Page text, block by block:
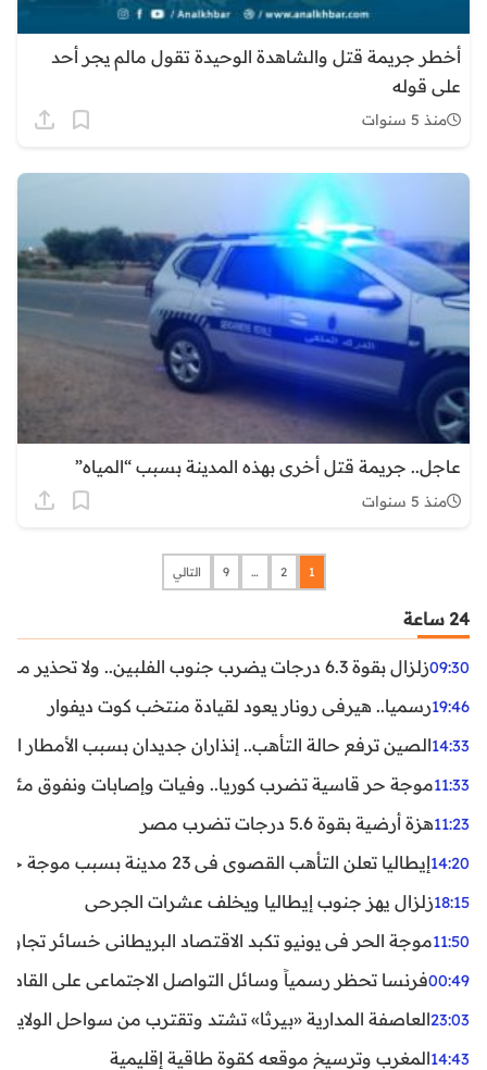
أخطر جريمة قتل والشاهدة الوحيدة تقول مالم يجر أحد
على قوله
منذ 5 سنوات
عاجل.. جريمة قتل أخرى بهذه المدينة بسبب “المياه”
منذ 5 سنوات
1
2
…
9 التالي
24 ساعة
09:30زلزال بقوة 6.3 درجات يضرب جنوب الفلبين.. ولا تحذير من تسونامي حتى الآن
19:46رسميا.. هيرفي رونار يعود لقيادة منتخب كوت ديفوار
14:33الصين ترفع حالة التأهب.. إنذاران جديدان بسبب الأمطار
11:33موجة حر قاسية تضرب كوريا.. وفيات وإصابات ونفوق مئات
11:23هزة أرضية بقوة 5.6 درجات تضرب مصر
14:20إيطاليا تعلن التأهب القصوى في 23 مدينة بسبب موجة حر شديدة
18:15زلزال يهز جنوب إيطاليا ويخلف عشرات الجرحى
11:50موجة الحر في يونيو تكبد الاقتصاد البريطاني خسائر تجاوزت 1.5 مليار
00:49فرنسا تحظر رسمياً وسائل التواصل الاجتماعي على القاصرين
23:03العاصفة المدارية «بيرثا» تشتد وتقترب من سواحل
14:43المغرب وترسيخ موقعه كقوة طاقية إقليمية